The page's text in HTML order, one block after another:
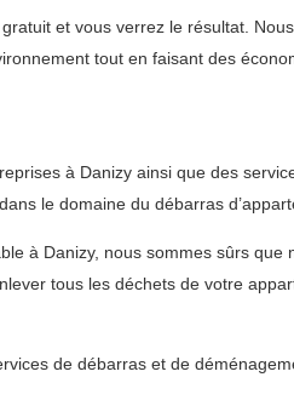
et vous verrez le résultat.
tout en faisant des
à Danizy ainsi que des
le domaine du débarras
à Danizy, nous sommes sûrs
tous les déchets de votre
de débarras et de